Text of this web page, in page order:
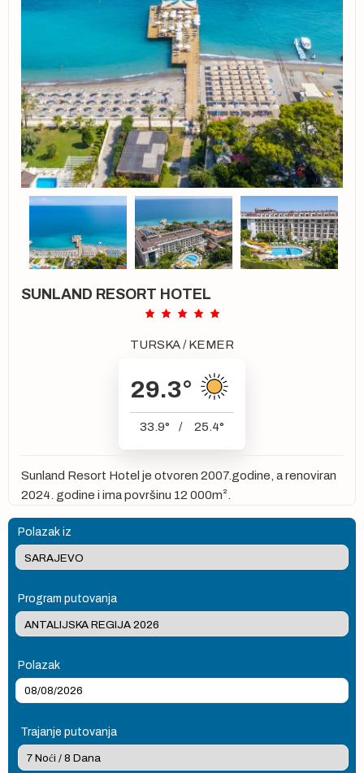
SUNLAND RESORT HOTEL
TURSKA/KEMER
29.3°
33.9° / 25.4°
Sunland Resort Hotel je otvoren 2007.godine, a renoviran
2024. godine i ima površinu 12 000m².
Polazak iz
Program putovanja
Polazak
Trajanje putovanja